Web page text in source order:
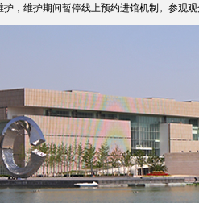
护期间暂停线上预约进馆机制。参观观